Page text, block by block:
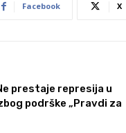
Facebook X
prestaje represija u
podrške „Pravdi za